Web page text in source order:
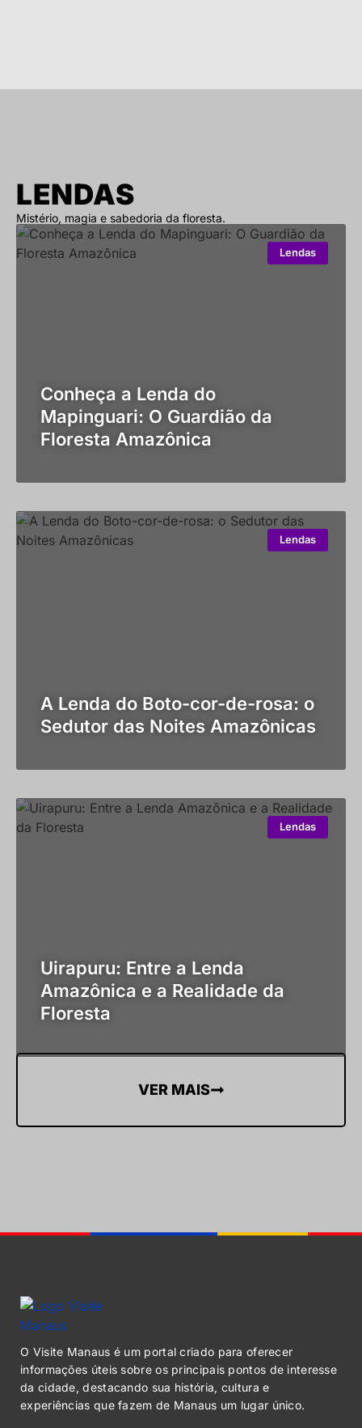
LENDAS
Mistério, magia e sabedoria da floresta.
Lendas
Conheça a Lenda do
Mapinguari: O Guardião da
Floresta Amazônica
Lendas
A Lenda do Boto-cor-de-rosa: o
Sedutor das Noites Amazônicas
Lendas
Uirapuru: Entre a Lenda
Amazônica e a Realidade da
Floresta
VER MAIS
O Visite Manaus é um portal criado para oferecer
informações úteis sobre os principais pontos de interesse
da cidade, destacando sua história, cultura e
experiências que fazem de Manaus um lugar único.